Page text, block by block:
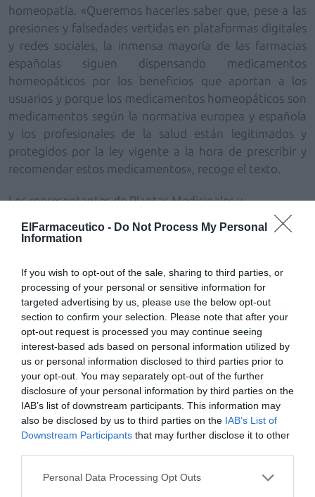
ElFarmaceutico - Do Not Process My Personal
Information
If you wish to opt-out of the sale, sharing to third parties, or
processing of your personal or sensitive information for
targeted advertising by us, please use the below opt-out
section to confirm your selection. Please note that after your
opt-out request is processed you may continue seeing
interest-based ads based on personal information utilized by
us or personal information disclosed to third parties prior to
your opt-out. You may separately opt-out of the further
disclosure of your personal information by third parties on the
IAB’s list of downstream participants. This information may
also be disclosed by us to third parties on the IAB’s List of
Downstream Participants that may further disclose it to other
Personal Data Processing Opt Outs
homeopatía. «Queremos hacerles saber que, pese a las
presiones y falsedades vertidas en plataformas digitales
y redes sociales, la inmensa mayoría de las farmacias
españolas siguen dispensando medicamentos
homeopáticos por los beneficios que aportan a los
usuarios y porque los medicamentos homeopáticos son
medicamentos según la normativa europea y española
y los profesionales de la salud están legitimados y
protegidos por la ley vigente a la hora de prescribir y
recomendar estos medicamentos», recoge el texto.
Los representantes de Plantas Medicinales y
Homeopatía de los colegios oficiales de farmacéuticos
hacen hincapié en la defensa de la libertad de elección
Derechos de los Pacientes destaca que «el paciente o
usuario tiene derecho a decidir libremente, después de
recibir la información adecuada, entre las opciones
clínicas disponibles. Este derecho no se está cumpliendo
dado el alto nivel de desinformación que hay en torno a
esta terapéutica», indica la carta.
La misiva exige el fin de las presiones y falsedades
puesto que los farmacéuticos que dispensan
medicamentos homeopáticos lo hacen de forma
totalmente legítima. «Los medicamentos
homeopáticos son legales y se dispensan de forma
exclusiva en farmacias –señala el texto–. Están definidos